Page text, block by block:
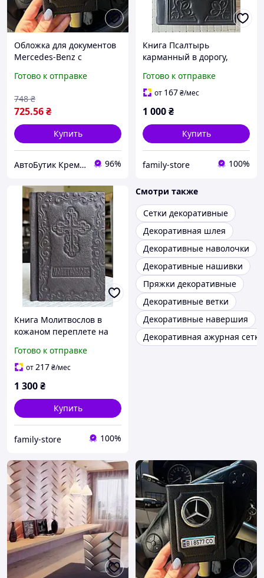
Обложка для документов
Mercedes-Benz с
и декоративным
экокожа, черная
Готово к отправке
725.56₴
748 ₴
Купить
АвтоБутик Кременчуг 96%
Книга Псалтырь
карманный в дорогу,
декоративное тиснение
по коже, крупный шрифт
Готово к отправке
от 167₴/мес
1 000₴
Купить
family-store 100%
Книга Молитвослов в
кожаном переплете на
декоративное тиснение
по коже,размер книги
Готово к отправке
от217₴/мес
1 300₴
Купить
family-store 100%
Смотри также
Сетки декоративные
Декоративная шлея
Декоративные наволочки
Декоративные нашивки
Пряжки декоративные
Декоративные ветки
Декоративные навершия
Декоративная ажурная сетка